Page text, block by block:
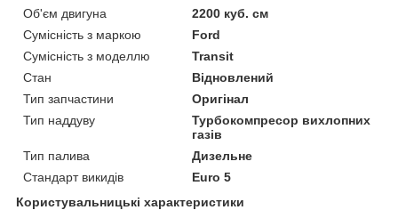
Об'єм двигуна
2200 куб. см
Сумісність з маркою
Ford
Сумісність з моделлю
Transit
Стан
Відновлений
Тип запчастини
Оригінал
Тип наддуву
Турбокомпресор вихлопних
газів
Тип палива
Дизельне
Стандарт викидів
Euro 5
Користувальницькі характеристики